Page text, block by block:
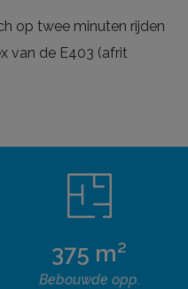
op twee minuten rijden
van de E403 (afrit
375 m²
Bebouwde opp.